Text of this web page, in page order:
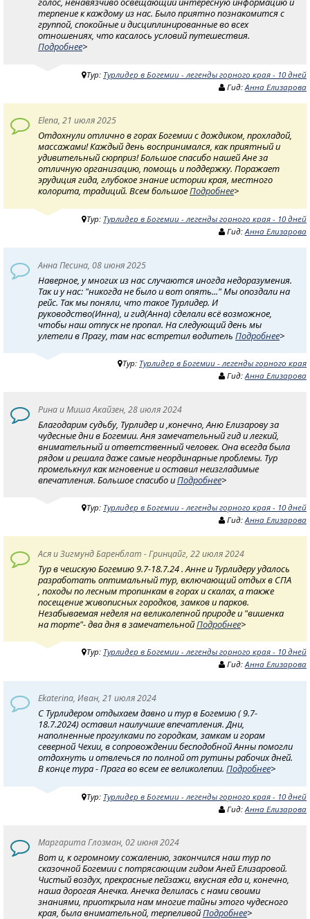
терпение к каждому из нас. Было приятно познакомится с
группой, спокойные и дисциплинированные во всех
отношениях, что касалось условий путешествия.
Подробнее>
Тур: Турлидер в Богемии - легенды горного края - 10 дней
Гид: Анна Елизарова
Elena, 21 июля 2025
Отдохнули отлично в горах Богемии с дождиком, прохладой,
массажами! Каждый день воспринимался, как приятный и
удивительный сюрприз! Большое спасибо нашей Ане за
отличную организацию, помощь и поддержку. Поражает
эрудиция гида, глубокое знание истории края, местного
колорита, традиций. Всем большоеПодробнее>
Тур: Турлидер в Богемии - легенды горного края - 10 дней
Гид: Анна Елизарова
Анна Песина, 08 июня 2025
Наверное, у многих из нас случаются иногда недоразумения.
Так и у нас: "никогда не было и вот опять..." Мы опоздали на
рейс. Так мы поняли, что такое Турлидер. И
руководство(Инна), и гид(Анна) сделали всё возможное,
чтобы наш отпуск не пропал. На следующий день мы
улетели в Прагу, там нас встретил водитель Подробнее>
Тур: Турлидер в Богемии - легенды горного края
Гид:Анна Елизарова
Рина и Миша Акайзен, 28 июля 2024
Благодарим судьбу, Турлидер и ,конечно, Аню Елизарову за
чудесные дни в Богемии. Аня замечательный гид и легкий,
внимательный и ответственный человек. Она всегда была
рядом и решала даже самые неординарные проблемы. Тур
промелькнул как мгновение и оставил неизгладимые
впечатления. Большое спасибо иПодробнее>
Тур: Турлидер в Богемии - легенды горного края - 10 дней
Гид:Анна Елизарова
Ася и Зигмунд Баренблат - Гринцайг, 22 июля 2024
Тур в чешскую Богемию 9.7-18.7.24 . Анне и Турлидеру удалось
разработать оптимальный тур, включающий отдых в СПА
, походы по лесным тропинкам в горах и скалах, а также
посещение живописных городков, замков и парков.
Незабываемая неделя на великолепной природе и "вишенка
на торте"- два дня в замечательнойПодробнее>
Тур: Турлидер в Богемии - легенды горного края - 10 дней
Гид:Анна Елизарова
Ekaterina, Иван, 21 июля 2024
С Турлидером отдыхаем давно и тур в Богемию ( 9.7-
18.7.2024) оставил наилучшие впечатления. Дни,
наполненные прогулками по городкам, замкам и горам
северной Чехии, в сопровождении бесподобной Анны помогли
отдохнуть и отвлечься по полной от рутины рабочих дней.
В конце тура - Прага во всем ее великолепии. Подробнее>
Тур: Турлидер в Богемии - легенды горного края - 10 дней
Гид: Анна Елизарова
Маргарита Глозман, 02 июня 2024
Вот и, к огромному сожалению, закончился наш тур по
сказочной Богемии с потрясающим гидом Аней Елизаровой.
Чистый воздух, прекрасные пейзажи, вкусная еда и, конечно,
наша дорогая Анечка. Анечка делилась с нами своими
знаниями, приоткрыла нам многие тайны этого чудесного
края, была внимательной, терпеливойПодробнее>